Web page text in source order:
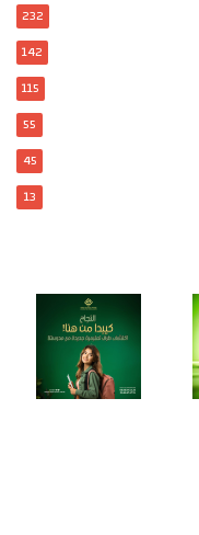
232
142
115
55
45
13